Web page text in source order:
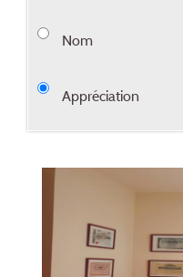
Nom
Appréciation